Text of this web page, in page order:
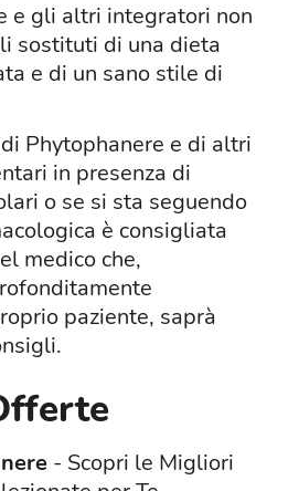
e gli altri integratori non
sostituti di una dieta
e di un sano stile di
Phytophanere e di altri
in presenza di
o se si sta seguendo
è consigliata
medico che,
paziente, saprà
- Scopri le Migliori